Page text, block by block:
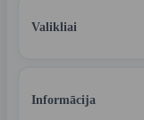
Valikliai
Informācija